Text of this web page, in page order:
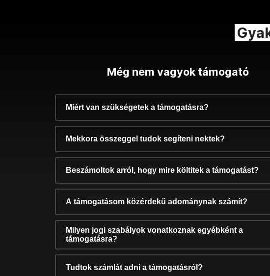
Még nem vagyok támogató
Miért van szükségetek a támogatásra?
Mekkora összeggel tudok segíteni nektek?
Beszámoltok arról, hogy mire költitek a támogatást?
A támogatásom közérdekű adománynak számít?
Milyen jogi szabályok vonatkoznak egyébként a
támogatásra?
Tudtok számlát adni a támogatásról?